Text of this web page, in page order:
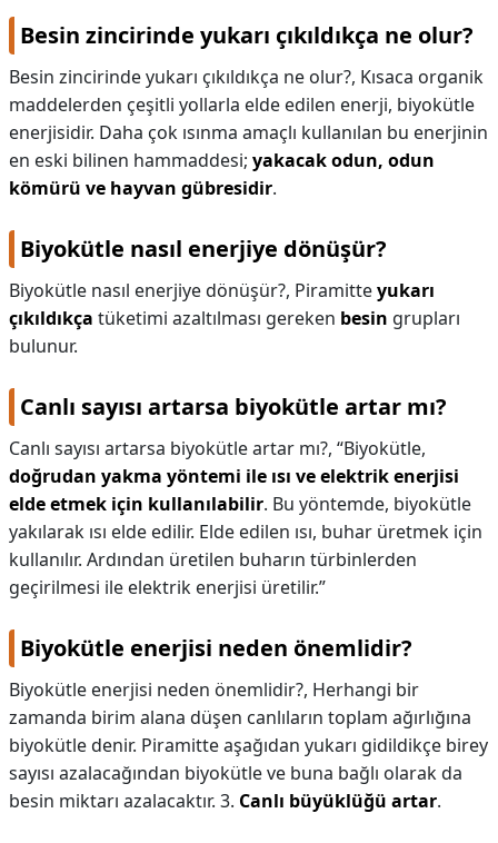
Besin zincirinde yukarı çıkıldıkça ne olur?
Besin zincirinde yukarı çıkıldıkça ne olur?, Kısaca organik
maddelerden çeşitli yollarla elde edilen enerji, biyokütle
enerjisidir. Daha çok ısınma amaçlı kullanılan bu enerjinin
en eski bilinen hammaddesi; yakacak odun, odun
kömürü ve hayvan gübresidir.
Biyokütle nasıl enerjiye dönüşür?
Biyokütle nasıl enerjiye dönüşür?, Piramitteyukarı
çıkıldıkça tüketimi azaltılması gereken besin grupları
bulunur.
Canlı sayısı artarsa biyokütle artar mı?
Canlı sayısı artarsa biyokütle artar mı?, “Biyokütle,
doğrudan yakma yöntemi ile ısı ve elektrik enerjisi
elde etmek için kullanılabilir. Bu yöntemde, biyokütle
yakılarak ısı elde edilir. Elde edilen ısı, buhar üretmek için
kullanılır. Ardından üretilen buharın türbinlerden
geçirilmesi ile elektrik enerjisi üretilir.”
Biyokütle enerjisi neden önemlidir?
Biyokütle enerjisi neden önemlidir?, Herhangi bir
zamanda birim alana düşen canlıların toplam ağırlığına
biyokütle denir. Piramitte aşağıdan yukarı gidildikçe birey
sayısı azalacağından biyokütle ve buna bağlı olarak da
besin miktarı azalacaktır. 3. Canlı büyüklüğü artar.